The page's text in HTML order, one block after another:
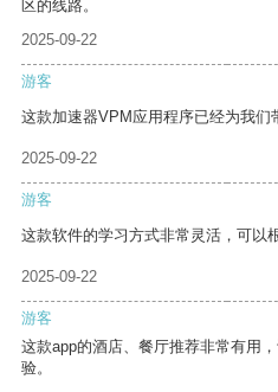
区的线路。
2025-09-22
游客
这款加速器VPM应用程序已经为我们
2025-09-22
游客
这款软件的学习方式非常灵活，可以
2025-09-22
游客
这款app的酒店、餐厅推荐非常有用
验。